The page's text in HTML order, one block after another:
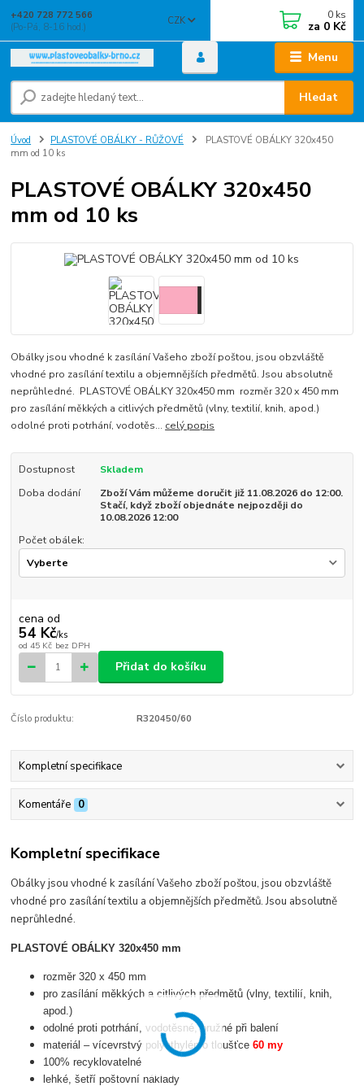
Menu
CZK
Hledat
+420 728 772 566
(Po-Pá, 8-16 hod.)
0 ks
za 0 Kč
Úvod PLASTOVÉ OBÁLKY - RŮŽOVÉ
PLASTOVÉ OBÁLKY 320x450
mm od 10 ks
PLASTOVÉ OBÁLKY 320x450
mm od 10 ks
Obálky jsou vhodné k zasílání Vašeho zboží poštou, jsou obzvláště
vhodné pro zasílání textilu a objemnějších předmětů. Jsou absolutně
neprůhledné. PLASTOVÉ OBÁLKY 320x450 mm rozměr 320 x 450 mm
pro zasílání měkkých a citlivých předmětů (vlny, textilií, knih, apod.)
odolné proti potrhání, vodotěs... celý popis
Dostupnost
Skladem
Doba dodání
Zboží Vám můžeme doručit již 11.08.2026 do 12:00.
Stačí, když zboží objednáte nejpozději do
10.08.2026 12:00
Počet obálek:
cena od
54 Kč/ks
od 45 Kč bez DPH
Přidat do košíku
Číslo produktu: R320450/60
Kompletní specifikace
Komentáře 0
Kompletní specifikace
Obálky jsou vhodné k zasílání Vašeho zboží poštou, jsou obzvláště
vhodné pro zasílání textilu a objemnějších předmětů. Jsou absolutně
neprůhledné.
PLASTOVÉ OBÁLKY 320x450 mm
rozměr 320 x 450 mm
pro zasílání měkkých a citlivých předmětů (vlny, textilií, knih,
apod.)
odolné proti potrhání, vodotěsné, pružné při balení
materiál – vícevrstvý polyethylén o tloušťce60 my
100% recyklovatelné
lehké, šetří poštovní náklady